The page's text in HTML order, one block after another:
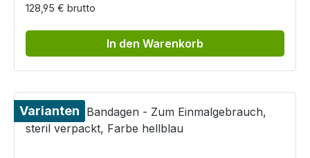
128,95 € brutto
In den Warenkorb
Varianten